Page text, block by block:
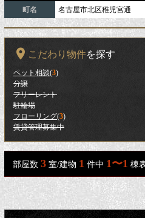
町名 名古屋市北区稚児宮通
こだわり物件を探す
ペット相談(3)
分譲
フリーレント
駐輪場
フローリング(3)
賃貸管理募集中
部屋数 3 室/建物 1 件中 1〜1 棟